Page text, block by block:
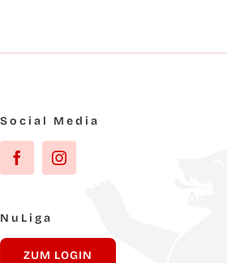
Social Media
NuLi­ga
ZUM LOG­IN